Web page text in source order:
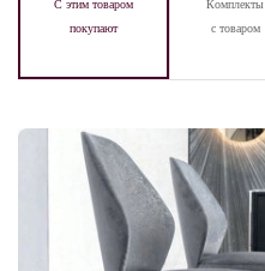
С этим товаром
покупают
Комплекты
с товаром